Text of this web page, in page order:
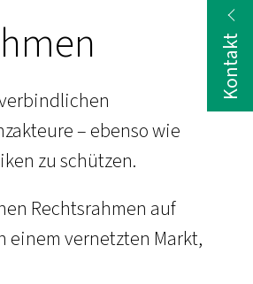
– ebenso wie
zu schützen.
Rechtsrahmen auf
einem vernetzten Markt,
Kontakt